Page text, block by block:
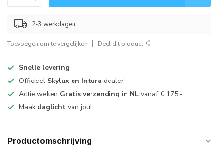
2-3 werkdagen
Toevoegen om te vergelijken Deel dit product
Snelle levering
Officieel Skylux en Intura dealer
Actie weken Gratis verzending in NL vanaf € 175,-
Maak daglicht van jou!
Productomschrijving